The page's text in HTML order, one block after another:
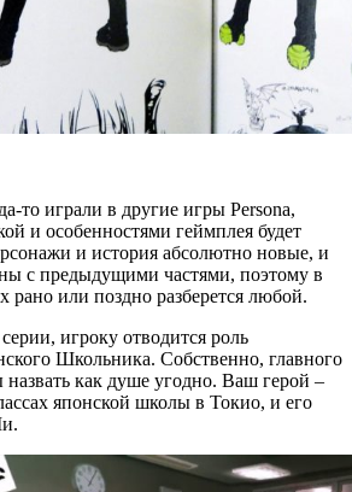
то играли в другие игры Persona,
и особенностями геймплея будет
и история абсолютно новые, и
с предыдущими частями, поэтому в
рано или поздно разберется любой.
игроку отводится роль
Школьника. Собственно, главного
как душе угодно. Ваш герой –
японской школы в Токио, и его